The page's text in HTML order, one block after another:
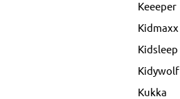
Keeeper
Kidmaxx
Kidsleep
Kidywolf
Kukka